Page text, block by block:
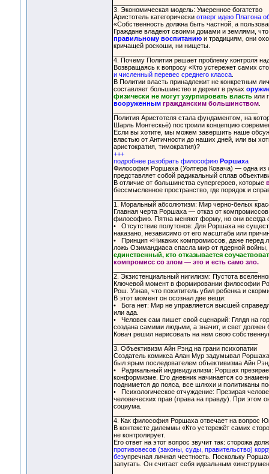
3. Экономическая модель: Умеренное богатство
Аристотель категорически отверг идею Платона
«Собственность должна быть частной, а
Граждане владеют своими домами и землями,
правильному воспитаниюи традициям, они
кричащей роскоши, ни нищеты.
4. Почему Полития решает проблему контроля
Возвращаясь к вопросу «Кто устережет самих
и численный перевес среднего класса.
В Политии власть принадлежит не конкретным
составляет большинство и держит в руках
физически не могут узурпировать властьили
вооруженнымгражданским большинством.
Полития Аристотеля стала фундаментом, на
Шарль Монтескьё) построили концепцию
Если вы хотите, мы можем завершить наше
властью от Античности до наших дней, или вы
аристократия, тимократия)?
+++
подробнее разобрать философию Роршаха
Философия Роршаха (Уолтера Ковача) — одна из
представляет собой радикальный сплав
В отличие от большинства супергероев, которые
бессмысленное пространство, где порядок и
1. Моральный абсолютизм: Мир черно-белых
Главная черта Роршаха — отказ от
философию. Пятна меняют форму, но они всегда
• Отсутствие полутонов: Для Роршаха не
наказано, независимо от его масштаба или
• Принцип «Никаких компромиссов, даже перед
ложь Озимандиаса спасла мир от ядерной
единственный, кто отказывается
компромисс со злом — это и есть само зло.
2. Экзистенциальный нигилизм: Пустота
Ключевой момент в формировании философии
Рош. Узнав, что похититель убил ребенка и
В этот момент он осознал две вещи:
• Бога нет: Мир не управляется высшей
или ада.
• Человек сам пишет свой сценарий: Глядя на
создана самими людьми, а значит, и свет
Ковач решил нарисовать на нем свою
3. Объективизм Айн Рэнд на грани психопатии
Создатель комикса Алан Мур задумывал
был ярым последователем объективизма Айн
• Радикальный индивидуализм: Роршах
конформизме. Его дневник начинается со
поднимется до пояса, все шлюхи и политиканы
• Психологическое отчуждение: Презирая
человеческих прав (права на правду). При этом
социума.
4. Как философия Роршаха отвечает на вопрос
В контексте дилеммы «Кто устережёт самих
не контролирует.
Его ответ на этот вопрос звучит так: сторожа
противовесов (законы, суды, правительство)
безупречная личная честность. Поскольку
запугать. Он считает себя идеальным